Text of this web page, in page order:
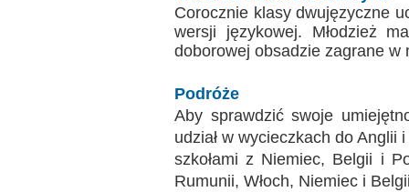
Corocznie klasy dwujęzyczne
wersji językowej. Młodzież
doborowej obsadzie zagrane
Podróże
Aby sprawdzić swoje
udział w wycieczkach do
szkołami z Niemiec, Belgii i
Rumunii, Włoch, Niemiec i
Edukator roku
Biblioteka szkolna
Pedagog i Psycholog
Projekty edukacyjne
mLegitymacja
Konkursy, wykłady
Doradca Zawodowy
System rekrutacji